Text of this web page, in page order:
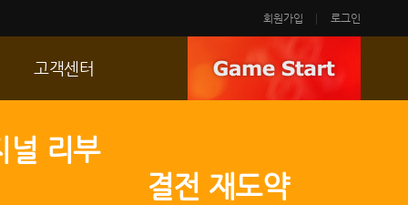
회원가입 로그인
널 리부
전 재도약
고객센터
문의/신고